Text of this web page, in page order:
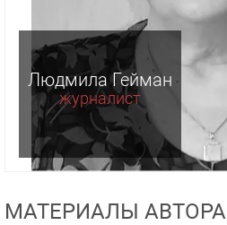
Людмила Гейман
журналист
МАТЕРИАЛЫ АВТОРА